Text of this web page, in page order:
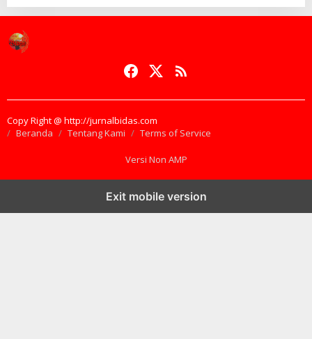
Copy Right @ http://jurnalbidas.com
Beranda
Tentang Kami Terms of Service
Versi Non AMP
Exit mobile version